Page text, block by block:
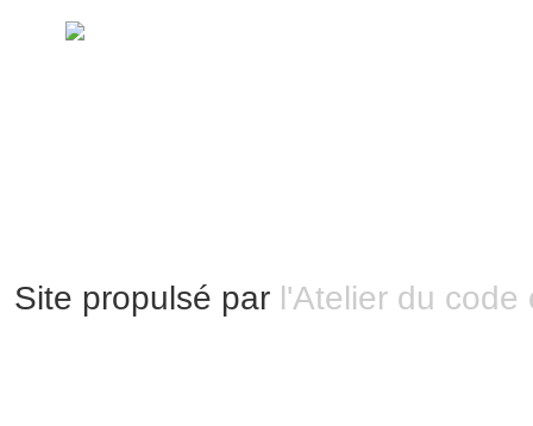
Site propulsé par l'Atelier du